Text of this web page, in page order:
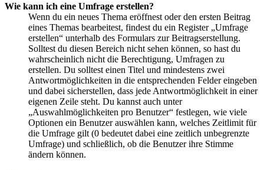
Wie kann ich eine Umfrage erstellen?
Wenn du ein neues Thema eröffnest oder den ersten Beitrag
eines Themas bearbeitest, findest du ein Register „Umfrage
erstellen“ unterhalb des Formulars zur Beitragserstellung.
Solltest du diesen Bereich nicht sehen können, so hast du
wahrscheinlich nicht die Berechtigung, Umfragen zu
erstellen. Du solltest einen Titel und mindestens zwei
Antwortmöglichkeiten in die entsprechenden Felder eingeben
und dabei sicherstellen, dass jede Antwortmöglichkeit in einer
eigenen Zeile steht. Du kannst auch unter
„Auswahlmöglichkeiten pro Benutzer“ festlegen, wie viele
Optionen ein Benutzer auswählen kann, welches Zeitlimit für
die Umfrage gilt (0 bedeutet dabei eine zeitlich unbegrenzte
Umfrage) und schließlich, ob die Benutzer ihre Stimme
ändern können.